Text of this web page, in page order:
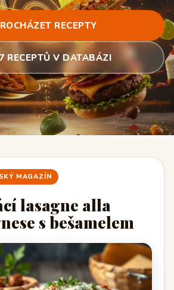
RECEPTY
RECEPTŮ V DATABÁZI
MAGAZÍN
lasagne alla
s bešamelem